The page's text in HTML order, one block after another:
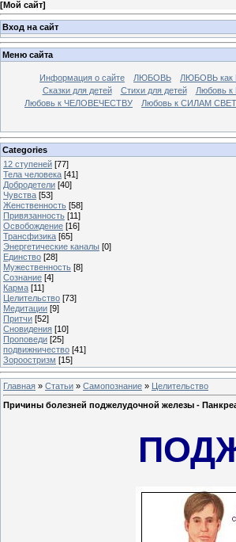
[Мой сайт]
Вход на сайт
Меню сайта
Информация о сайте ЛЮБОВЬ ЛЮБОВЬ
Сказки для детей
Стихи для детей Любовь
Любовь к ЧЕЛОВЕЧЕСТВУ
Любовь к СИЛАМ
Categories
12 ступеней [77]
Тела человека [41]
Добродетели [40]
Чувства [53]
Женственность [58]
Привязанность [11]
Освобождение [16]
Трансфизика [65]
Энергетические каналы [0]
Единство [28]
Мужественность [8]
Сознание [4]
Карма [11]
Целительство [73]
Медитации [9]
Притчи [52]
Сновидения [10]
Проповеди [25]
подвижничество [41]
Зороостризм [15]
Главная » Статьи » Самопознание » Целительство
Причины болезней поджелудочной железы -